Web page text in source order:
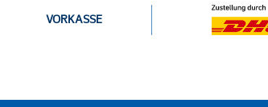
VORKASSE